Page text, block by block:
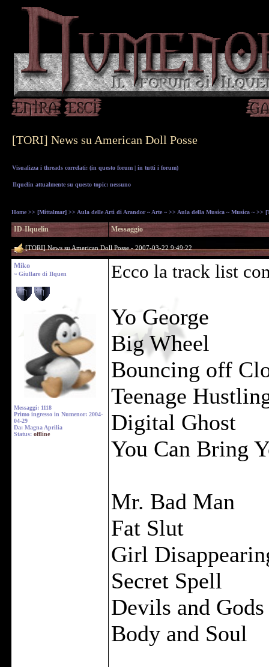
[TORI] News su American Doll Posse
Visualizza i threads correlati: (in questo forum | in tutti i forum)
Ilquelin attualmente su questo topic: nessuno
Home >> [Mittalmar] >> Aula delle Arti di Arandor ~ Arte ~ >> Aula della Musica ~ Musica ~ >>
ID-Ilquelin Messaggio
[TORI] News su American Doll Posse - 2007-03-22 9:49:22
Miko
~ Giullare di Ilquen
Messaggi: 1118
Primo ingresso in Numenor: 2004-
04-29
Da: Magna Aprilia
Status: offline
Ecco la track list
Yo George
Big Wheel
Bouncing off
Teenage
Digital Ghost
You Can Bring
Mr. Bad Man
Fat Slut
Girl
Secret Spell
Devils and Gods
Body and Soul